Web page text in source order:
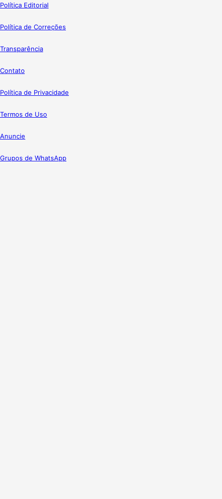
Política Editorial
Política de Correções
Transparência
Contato
Política de Privacidade
Termos de Uso
Anuncie
Grupos de WhatsApp